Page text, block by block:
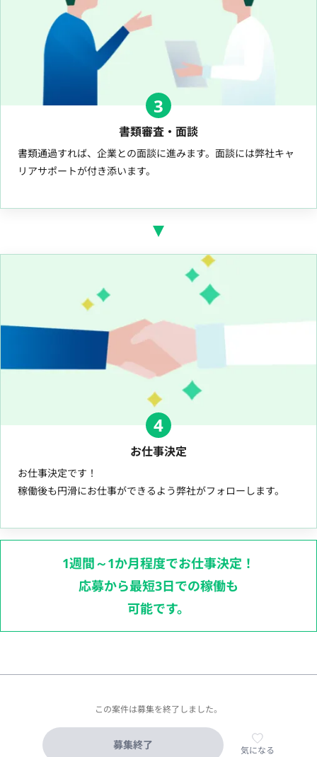
3
書類審査・面談
書類通過すれば、企業との面談に進みます。面談には弊社キャ
リアサポートが付き添います。
4
お仕事決定
お仕事決定です！
稼働後も円滑にお仕事ができるよう弊社がフォローします。
1週間～1か月程度でお仕事決定！
応募から最短3日での稼働も
可能です。
この案件は募集を終了しました。
募集終了 気になる